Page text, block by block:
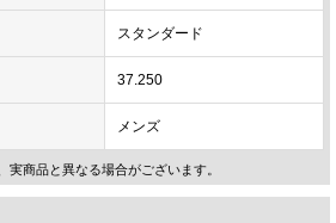
スタンダード
37.250
メンズ
商品と異なる場合がございます。